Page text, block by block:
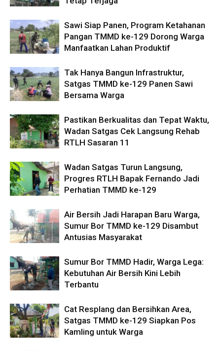
Sawi Siap Panen, Program Ketahanan
Pangan TMMD ke-129 Dorong Warga
Manfaatkan Lahan Produktif
Tak Hanya Bangun Infrastruktur,
Satgas TMMD ke-129 Panen Sawi
Bersama Warga
Pastikan Berkualitas dan Tepat Waktu,
Wadan Satgas Cek Langsung Rehab
RTLH Sasaran 11
Wadan Satgas Turun Langsung,
Progres RTLH Bapak Fernando Jadi
Perhatian TMMD ke-129
Air Bersih Jadi Harapan Baru Warga,
Sumur Bor TMMD ke-129 Disambut
Antusias Masyarakat
Sumur Bor TMMD Hadir, Warga Lega:
Kebutuhan Air Bersih Kini Lebih
Terbantu
Cat Resplang dan Bersihkan Area,
Satgas TMMD ke-129 Siapkan Pos
Kamling untuk Warga